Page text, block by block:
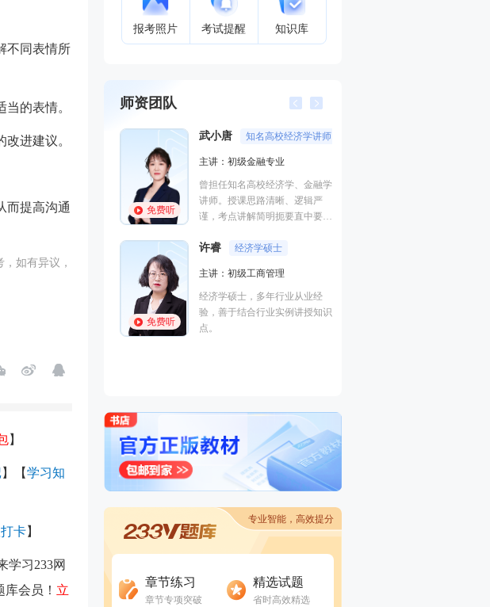
不同表情所
的表情。
进建议。
而提高沟通
如有异议，
】
】 【学习知
卡】
学习233网
会员！ 立
报考照片 考试提醒 知识库
师资团队
免费听
武小唐 知名高校经济学讲师
主讲：初级金融专业
曾担任知名高校经济学、金融学
讲师。授课思路清晰、逻辑严
谨，考点讲解简明扼要直中要
免费听
许睿 经济学硕士
主讲：初级工商管理
经济学硕士，多年行业从业经
验，善于结合行业实例讲授知识
点。
专业智能，高效提分
章节练习
章节专项突破
精选试题
省时高效精选